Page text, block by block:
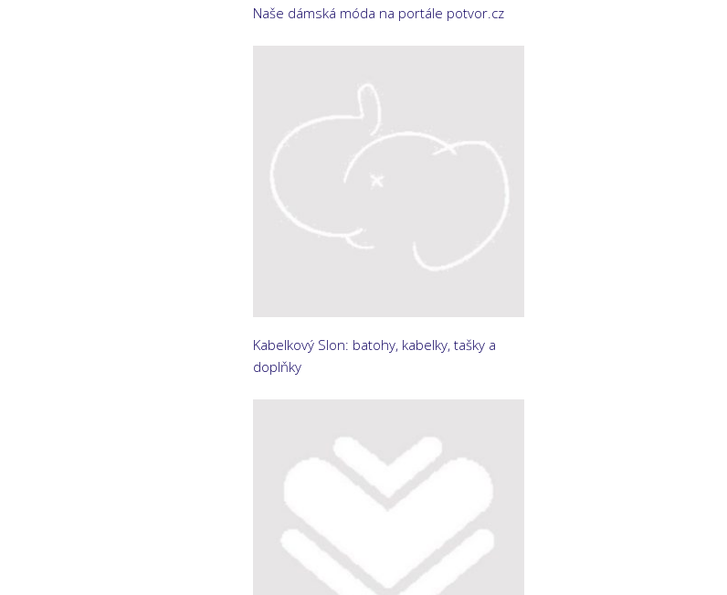
Naše dámská móda na portále potvor.cz
Kabelkový Slon: batohy, kabelky, tašky a
doplňky